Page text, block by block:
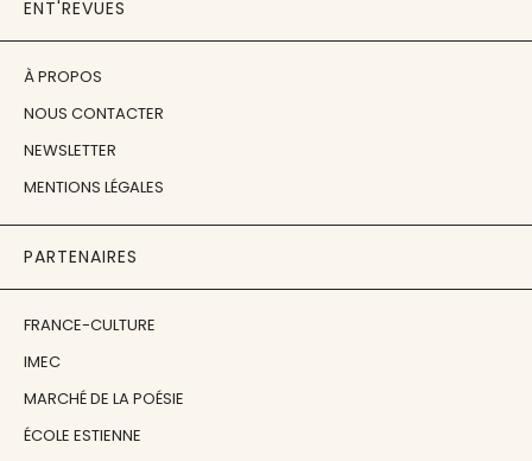
ENT'REVUES
À PROPOS
NOUS CONTACTER
NEWSLETTER
MENTIONS LÉGALES
PARTENAIRES
FRANCE-CULTURE
IMEC
MARCHÉ DE LA POÉSIE
ÉCOLE ESTIENNE